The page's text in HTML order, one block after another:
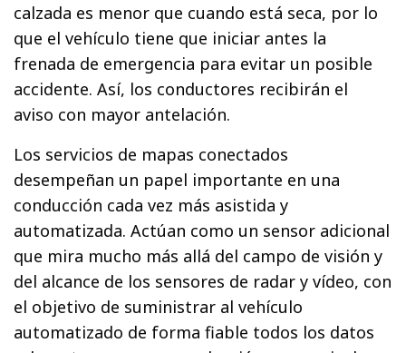
calzada es menor que cuando está seca, por lo
que el vehículo tiene que iniciar antes la
frenada de emergencia para evitar un posible
accidente. Así, los conductores recibirán el
aviso con mayor antelación.
Los servicios de mapas conectados
desempeñan un papel importante en una
conducción cada vez más asistida y
automatizada. Actúan como un sensor adicional
que mira mucho más allá del campo de visión y
del alcance de los sensores de radar y vídeo, con
el objetivo de suministrar al vehículo
automatizado de forma fiable todos los datos